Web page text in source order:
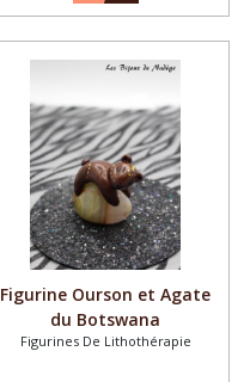
Figurine Ourson et Agate
du Botswana
Figurines De Lithothérapie